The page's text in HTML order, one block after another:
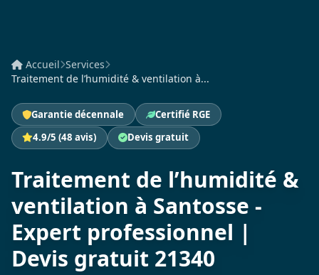
Accueil Services
Traitement de l’humidité & ventilation à...
Garantie décennale
Certifié RGE
4.9/5 (48 avis)
Devis gratuit
Traitement de l’humidité &
ventilation à Santosse -
Expert professionnel |
Devis gratuit 21340